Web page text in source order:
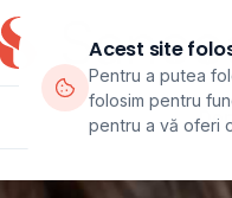
Acest site
Pentru a putea
folosim pentru
pentru a vă oferi